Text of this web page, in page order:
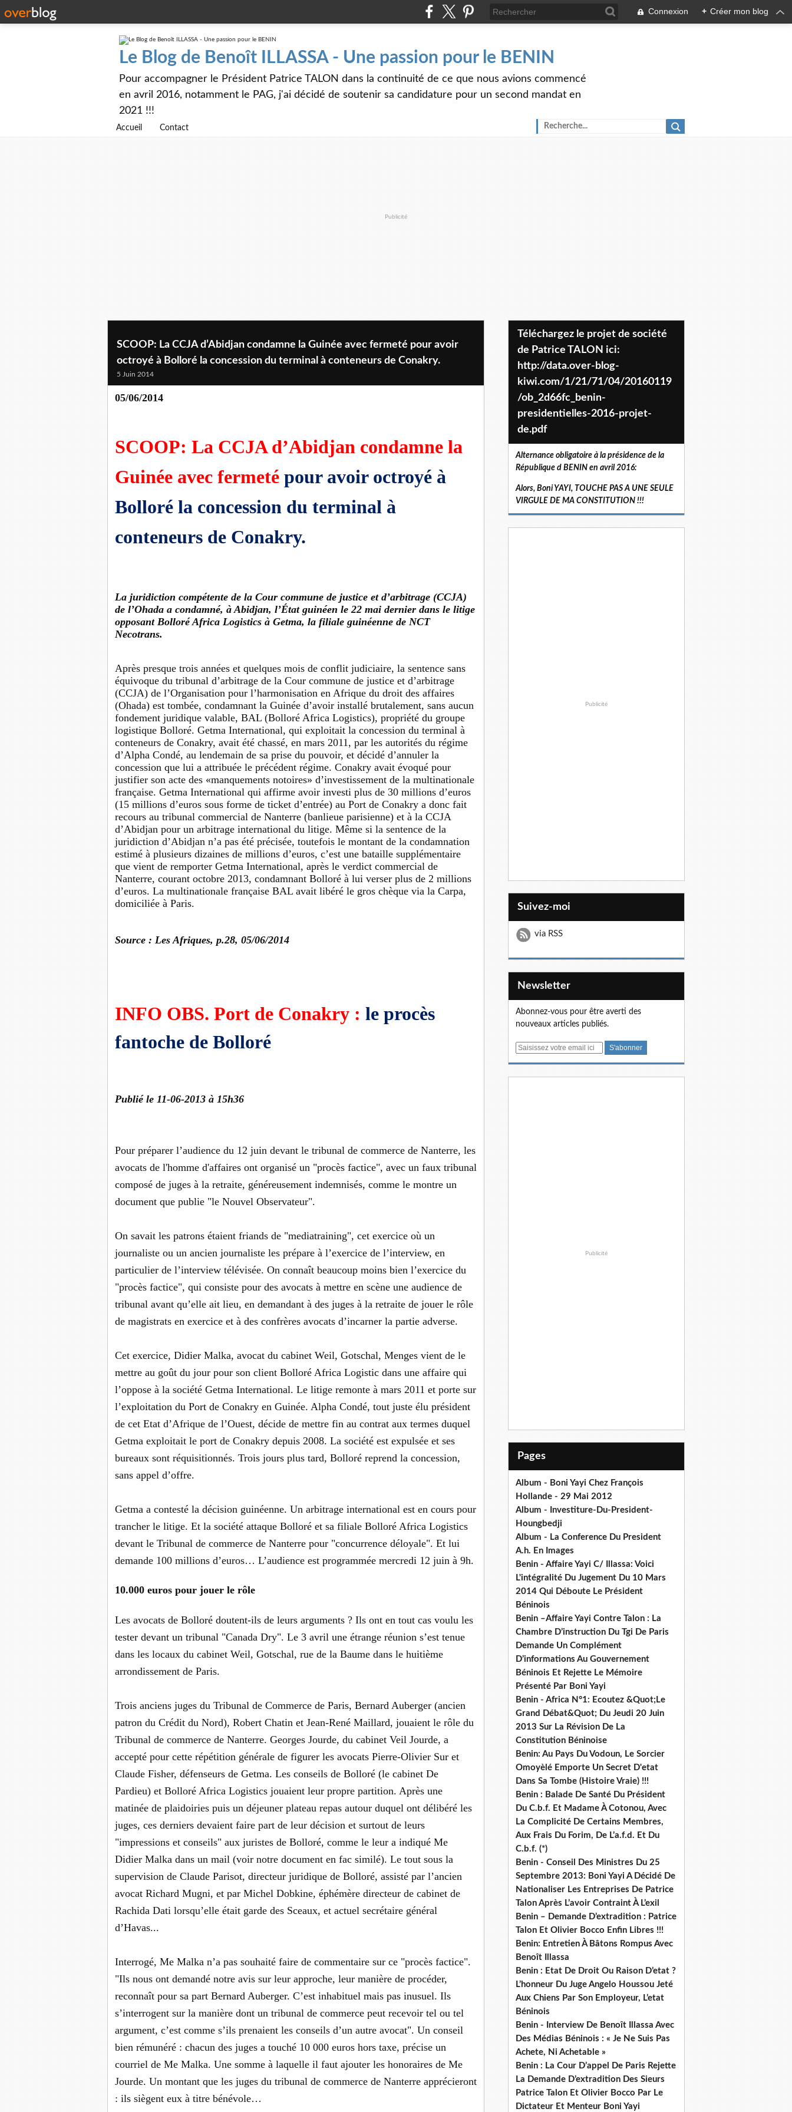
Connexion + Créer mon blog
Le Blog de Benoît ILLASSA - Une passion pour le BENIN
Pour accompagner le Président Patrice TALON dans la continuité de ce que nous avions commencé
en avril 2016, notamment le PAG, j'ai décidé de soutenir sa candidature pour un second mandat en
2021 !!!
Accueil Contact
Publicité
SCOOP: La CCJA d’Abidjan condamne la Guinée avec fermeté pour avoir
octroyé à Bolloré la concession du terminal à conteneurs de Conakry.
5 Juin 2014
05/06/2014
SCOOP: La CCJA d’Abidjan condamne la
Guinée avec fermeté pour avoir octroyé à
Bolloré la concession du terminal à
conteneurs de Conakry.
La juridiction compétente de la Cour commune de justice et d’arbitrage (CCJA)
de l’Ohada a condamné, à Abidjan, l’État guinéen le 22 mai dernier dans le litige
opposant Bolloré Africa Logistics à Getma, la filiale guinéenne de NCT
Necotrans.
Après presque trois années et quelques mois de conflit judiciaire, la sentence sans
équivoque du tribunal d’arbitrage de la Cour commune de justice et d’arbitrage
(CCJA) de l’Organisation pour l’harmonisation en Afrique du droit des affaires
(Ohada) est tombée, condamnant la Guinée d’avoir installé brutalement, sans aucun
fondement juridique valable, BAL (Bolloré Africa Logistics), propriété du groupe
logistique Bolloré. Getma International, qui exploitait la concession du terminal à
conteneurs de Conakry, avait été chassé, en mars 2011, par les autorités du régime
d’Alpha Condé, au lendemain de sa prise du pouvoir, et décidé d’annuler la
concession que lui a attribuée le précédent régime. Conakry avait évoqué pour
justifier son acte des «manquements notoires» d’investissement de la multinationale
française. Getma International qui affirme avoir investi plus de 30 millions d’euros
(15 millions d’euros sous forme de ticket d’entrée) au Port de Conakry a donc fait
recours au tribunal commercial de Nanterre (banlieue parisienne) et à la CCJA
d’Abidjan pour un arbitrage international du litige. Même si la sentence de la
juridiction d’Abidjan n’a pas été précisée, toutefois le montant de la condamnation
estimé à plusieurs dizaines de millions d’euros, c’est une bataille supplémentaire
que vient de remporter Getma International, après le verdict commercial de
Nanterre, courant octobre 2013, condamnant Bolloré à lui verser plus de 2 millions
d’euros. La multinationale française BAL avait libéré le gros chèque via la Carpa,
domiciliée à Paris.
Source : Les Afriques, p.28, 05/06/2014
INFO OBS. Port de Conakry : le procès
fantoche de Bolloré
Publié le 11-06-2013 à 15h36
Pour préparer l’audience du 12 juin devant le tribunal de commerce de Nanterre, les
avocats de l'homme d'affaires ont organisé un "procès factice", avec un faux tribunal
composé de juges à la retraite, généreusement indemnisés, comme le montre un
document que publie "le Nouvel Observateur".
On savait les patrons étaient friands de "mediatraining", cet exercice où un
journaliste ou un ancien journaliste les prépare à l’exercice de l’interview, en
particulier de l’interview télévisée. On connaît beaucoup moins bien l’exercice du
"procès factice", qui consiste pour des avocats à mettre en scène une audience de
tribunal avant qu’elle ait lieu, en demandant à des juges à la retraite de jouer le rôle
de magistrats en exercice et à des confrères avocats d’incarner la partie adverse.
Cet exercice, Didier Malka, avocat du cabinet Weil, Gotschal, Menges vient de le
mettre au goût du jour pour son client Bolloré Africa Logistic dans une affaire qui
l’oppose à la société Getma International. Le litige remonte à mars 2011 et porte sur
l’exploitation du Port de Conakry en Guinée. Alpha Condé, tout juste élu président
de cet Etat d’Afrique de l’Ouest, décide de mettre fin au contrat aux termes duquel
Getma exploitait le port de Conakry depuis 2008. La société est expulsée et ses
bureaux sont réquisitionnés. Trois jours plus tard, Bolloré reprend la concession,
sans appel d’offre.
Getma a contesté la décision guinéenne. Un arbitrage international est en cours pour
trancher le litige. Et la société attaque Bolloré et sa filiale Bolloré Africa Logistics
devant le Tribunal de commerce de Nanterre pour "concurrence déloyale". Et lui
demande 100 millions d’euros… L’audience est programmée mercredi 12 juin à 9h.
10.000 euros pour jouer le rôle
Les avocats de Bolloré doutent-ils de leurs arguments ? Ils ont en tout cas voulu les
tester devant un tribunal "Canada Dry". Le 3 avril une étrange réunion s’est tenue
dans les locaux du cabinet Weil, Gotschal, rue de la Baume dans le huitième
arrondissement de Paris.
Trois anciens juges du Tribunal de Commerce de Paris, Bernard Auberger (ancien
patron du Crédit du Nord), Robert Chatin et Jean-René Maillard, jouaient le rôle du
Tribunal de commerce de Nanterre. Georges Jourde, du cabinet Veil Jourde, a
accepté pour cette répétition générale de figurer les avocats Pierre-Olivier Sur et
Claude Fisher, défenseurs de Getma. Les conseils de Bolloré (le cabinet De
Pardieu) et Bolloré Africa Logistics jouaient leur propre partition. Après une
matinée de plaidoiries puis un déjeuner plateau repas autour duquel ont délibéré les
juges, ces derniers devaient faire part de leur décision et surtout de leurs
"impressions et conseils" aux juristes de Bolloré, comme le leur a indiqué Me
Didier Malka dans un mail (voir notre document en fac similé). Le tout sous la
supervision de Claude Parisot, directeur juridique de Bolloré, assisté par l’ancien
avocat Richard Mugni, et par Michel Dobkine, éphémère directeur de cabinet de
Rachida Dati lorsqu’elle était garde des Sceaux, et actuel secrétaire général
d’Havas...
Interrogé, Me Malka n’a pas souhaité faire de commentaire sur ce "procès factice".
"Ils nous ont demandé notre avis sur leur approche, leur manière de procéder,
reconnaît pour sa part Bernard Auberger. C’est inhabituel mais pas inusuel. Ils
s’interrogent sur la manière dont un tribunal de commerce peut recevoir tel ou tel
argument, c’est comme s’ils prenaient les conseils d’un autre avocat". Un conseil
bien rémunéré : chacun des juges a touché 10 000 euros hors taxe, précise un
courriel de Me Malka. Une somme à laquelle il faut ajouter les honoraires de Me
Jourde. Un montant que les juges du tribunal de commerce de Nanterre apprécieront
: ils siègent eux à titre bénévole…
Téléchargez le projet de société
de Patrice TALON ici:
http://data.over-blog-
kiwi.com/1/21/71/04/20160119
/ob_2d66fc_benin-
presidentielles-2016-projet-
de.pdf
Alternance obligatoire à la présidence de la
République d BENIN en avril 2016:
Alors, Boni YAYI, TOUCHE PAS A UNE SEULE
VIRGULE DE MA CONSTITUTION !!!
Publicité
Suivez-moi
via RSS
Newsletter
Abonnez-vous pour être averti des
nouveaux articles publiés.
E
Publicité
Pages
Album - Boni Yayi Chez François
Hollande - 29 Mai 2012
Album - Investiture-Du-President-
Houngbedji
Album - La Conference Du President
A.h. En Images
Benin - Affaire Yayi C/ Illassa: Voici
L'intégralité Du Jugement Du 10 Mars
2014 Qui Déboute Le Président
Béninois
Benin –Affaire Yayi Contre Talon : La
Chambre D’instruction Du Tgi De Paris
Demande Un Complément
D’informations Au Gouvernement
Béninois Et Rejette Le Mémoire
Présenté Par Boni Yayi
Benin - Africa N°1: Ecoutez &Quot;Le
Grand Débat&Quot; Du Jeudi 20 Juin
2013 Sur La Révision De La
Constitution Béninoise
Benin: Au Pays Du Vodoun, Le Sorcier
Omoyèlé Emporte Un Secret D'etat
Dans Sa Tombe (Histoire Vraie) !!!
Benin : Balade De Santé Du Président
Du C.b.f. Et Madame À Cotonou, Avec
La Complicité De Certains Membres,
Aux Frais Du Forim, De L’a.f.d. Et Du
C.b.f. (*)
Benin - Conseil Des Ministres Du 25
Septembre 2013: Boni Yayi A Décidé De
Nationaliser Les Entreprises De Patrice
Talon Après L’avoir Contraint À L’exil
Benin – Demande D’extradition : Patrice
Talon Et Olivier Bocco Enfin Libres !!!
Benin: Entretien À Bâtons Rompus Avec
Benoît Illassa
Benin : Etat De Droit Ou Raison D’etat ?
L’honneur Du Juge Angelo Houssou Jeté
Aux Chiens Par Son Employeur, L’etat
Béninois
Benin - Interview De Benoît Illassa Avec
Des Médias Béninois : « Je Ne Suis Pas
Achete, Ni Achetable »
Benin : La Cour D’appel De Paris Rejette
La Demande D’extradition Des Sieurs
Patrice Talon Et Olivier Bocco Par Le
Dictateur Et Menteur Boni Yayi